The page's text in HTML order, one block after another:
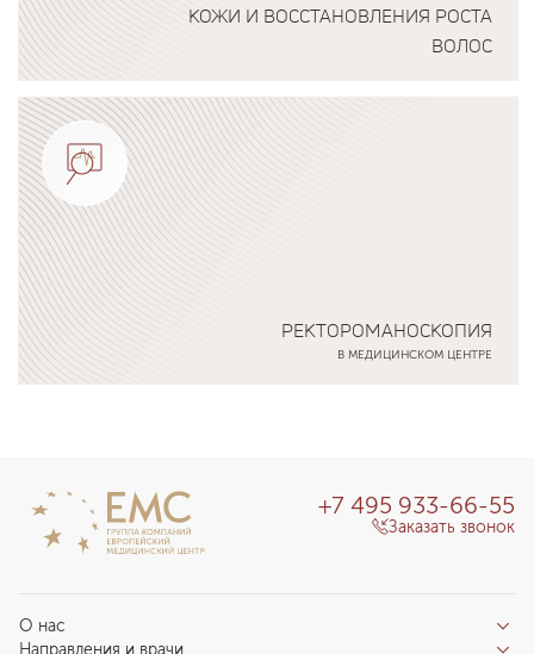
КОЖИ И ВОССТАНОВЛЕНИЯ РОСТА
ВОЛОС
Подробнее о программе
РЕКТОРОМАНОСКОПИЯ
В МЕДИЦИНСКОМ ЦЕНТРЕ
О нас
Направления и врачи
+7 495 933-66-55
Заказать звонок